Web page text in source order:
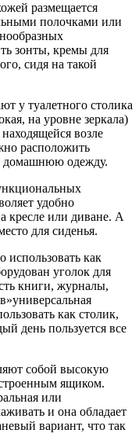
размещается
полочками или
зонты, кремы для
сидя на такой
у туалетного столика
на уровне зеркала)
возле
расположить
домашнюю одежду.
удобно
кресле или диване. А
для сиденья.
как
уголок для
книги, журналы,
как столик,
день пользуется все
собой высокую
ящиком.
или
и она обладает
вариант, что так